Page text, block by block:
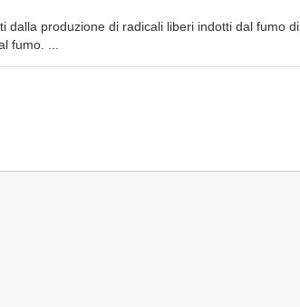
dalla produzione di radicali liberi indotti dal fumo di
fumo. ...